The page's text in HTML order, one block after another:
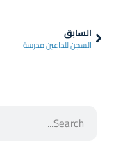
السابق
السجن للداعين مدرسة